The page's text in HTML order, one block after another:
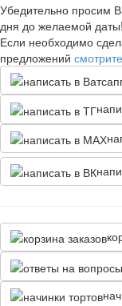
Убедительно просим
дня до желаемой даты!
Если необходимо
предложений